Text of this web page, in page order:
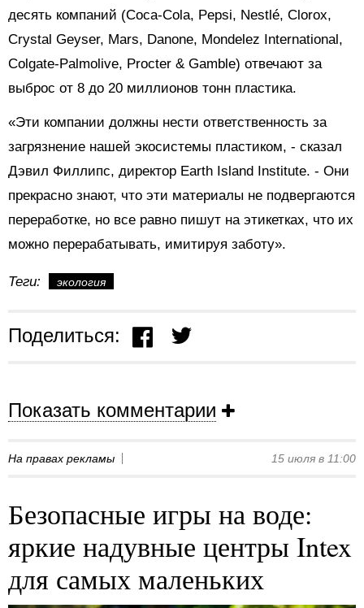
десять компаний (Coca-Cola, Pepsi, Nestlé, Clorox,
Crystal Geyser, Mars, Danone, Mondelez International,
Colgate-Palmolive, Procter & Gamble) отвечают за
выброс от 8 до 20 миллионов тонн пластика.
«Эти компании должны нести ответственность за
загрязнение нашей экосистемы пластиком, - сказал
Дэвил Филлипс, директор Earth Island Institute. - Они
прекрасно знают, что эти материалы не подвергаются
переработке, но все равно пишут на этикетках, что их
можно перерабатывать, имитируя заботу».
Теги: экология
Поделиться:
Показать комментарии
На правах рекламы 15 июля в 11:00
Безопасные игры на воде:
яркие надувные центры Intex
для самых маленьких